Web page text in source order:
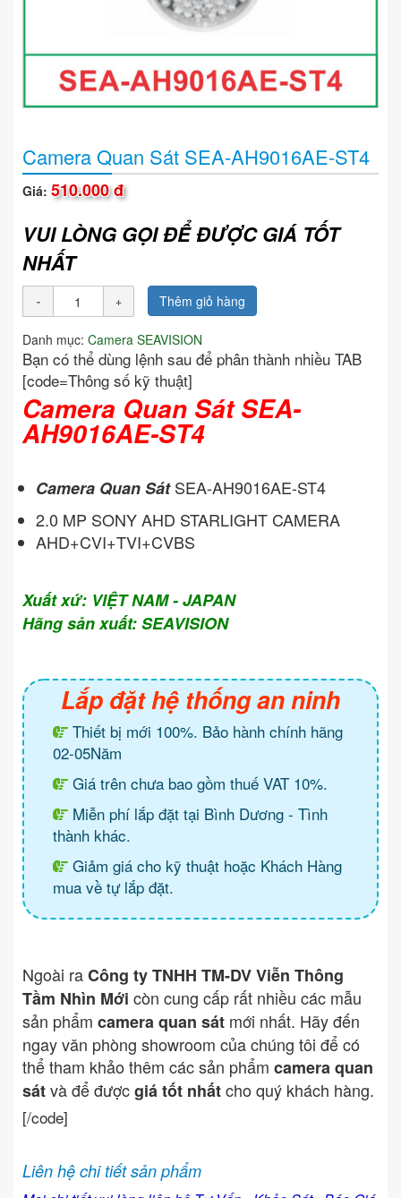
Camera Quan Sát SEA-AH9016AE-ST4
Giá: 510.000 đ
VUI LÒNG GỌI ĐỂ ĐƯỢC GIÁ TỐT
NHẤT
Thêm giỏ hàng
Danh mục: Camera SEAVISION
Bạn có thể dùng lệnh sau để phân thành nhiều TAB
[code=Thông số kỹ thuật]
Camera Quan Sát SEA-
AH9016AE-ST4
Camera Quan SátSEA-AH9016AE-ST4
2.0 MP SONY AHD STARLIGHT CAMERA
AHD+CVI+TVI+CVBS
Xuất xứ: VIỆT NAM - JAPAN
Hãng sản xuất: SEAVISION
Lắp đặt hệ thống an ninh
Thiết bị mới 100%. Bảo hành chính hãng
02-05Năm
Giá trên chưa bao gồm thuế VAT 10%.
Miễn phí lắp đặt tại Bình Dương - Tình
thành khác.
Giảm giá cho kỹ thuật hoặc Khách Hàng
mua về tự lắp đặt.
Ngoài raCông ty TNHH TM-DV Viễn Thông
Tầm Nhìn Mới còn cung cấp rất nhiều các mẫu
sản phẩm camera quan sát mới nhất. Hãy đến
ngay văn phòng showroom của chúng tôi để có
thể tham khảo thêm các sản phẩm camera quan
sátvà để đượcgiá tốt nhấtcho quý khách hàng.
[/code]
Liên hệ chi tiết sản phẩm